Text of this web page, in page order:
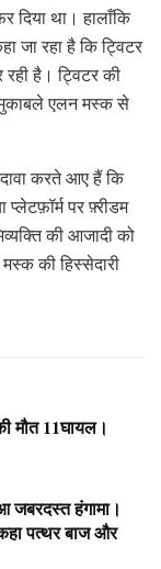
दिया था। हालाँकि
जा रहा है कि ट्विटर
है। ट्विटर की
एलन मस्क से
करते आए हैं कि
पर फ़्रीडम
की आजादी को
की हिस्सेदारी
मौत 11घायल।
जबरदस्त हंगामा।
पत्थर बाज और